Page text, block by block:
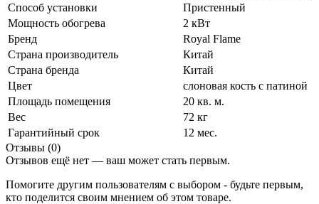
Способ установки
Пристенный
Мощность обогрева
2 кВт
Бренд
Royal Flame
Страна производитель
Китай
Страна бренда
Китай
Цвет
слоновая кость с патиной
Площадь помещения
20 кв. м.
Вес
72 кг
Гарантийный срок
12 мес.
Отзывы (0)
Отзывов ещё нет — ваш может стать первым.
Помогите другим пользователям с выбором - будьте первым,
кто поделится своим мнением об этом товаре.